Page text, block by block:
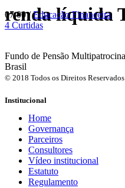
renda líquida
07:00 /Educação Financeira
4 Curtidas
Fundo de Pensão
Brasil
© 2018 Todos os Direitos Reservados
Institucional
Home
Governança
Parceiros
Consultores
Vídeo institucional
Estatuto
Regulamento